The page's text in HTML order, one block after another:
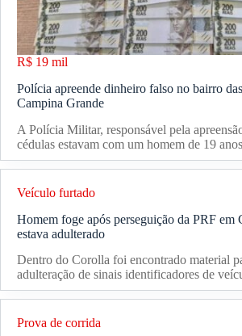
R$ 19 mil
Polícia apreende dinheiro falso no bairro
Campina Grande
A Polícia Militar, responsável pela
cédulas estavam com um homem de 19
Veículo furtado
Homem foge após perseguição da PRF em
estava adulterado
Dentro do Corolla foi encontrado material
adulteração de sinais identificadores de
Prova de corrida